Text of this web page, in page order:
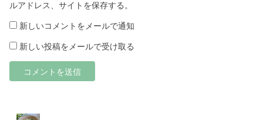
ルアドレス、サイトを保存する。
新しいコメントをメールで通知
新しい投稿をメールで受け取る